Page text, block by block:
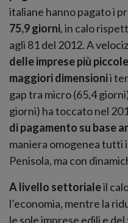
italiane hanno pagato i
75,9 giorni, in calo
agli 81 del 2012. A
delle imprese più piccole
maggiori dimensionii
gap tra micro (65,4
giorni) ha toccato nel
di pagamento su base
maniera omogenea tutti
Penisola, ma con
A livello settorialeil
l’economia, mentre la
le sole imprese edili e